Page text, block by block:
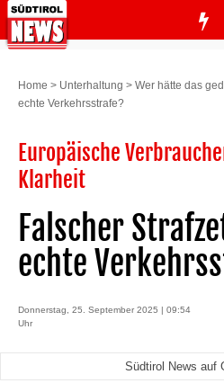
Home > Unterhaltung > Wer hätte das
echte Verkehrsstrafe?
Europäische
Klarheit
Falscher
echte
Donnerstag, 25. September 2025 | 09:54
Uhr
Südtirol News auf